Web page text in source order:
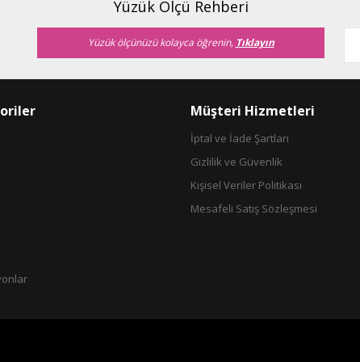
Yüzük Ölçü Rehberi
Yüzük ölçünüzü kolayca öğrenin, Tıklayın
Müşteri Hizmetleri
İptal ve İade Şartları
Gizlilik ve Güvenlik
Kişisel Veriler Politikası
Mesafeli Satış Sözleşmesi